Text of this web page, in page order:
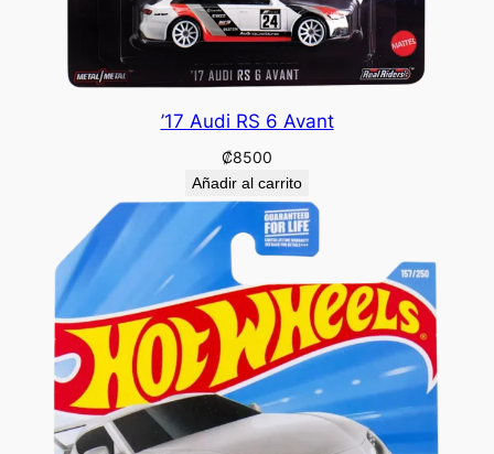
’17 Audi RS 6 Avant
₡8500
Añadir al carrito